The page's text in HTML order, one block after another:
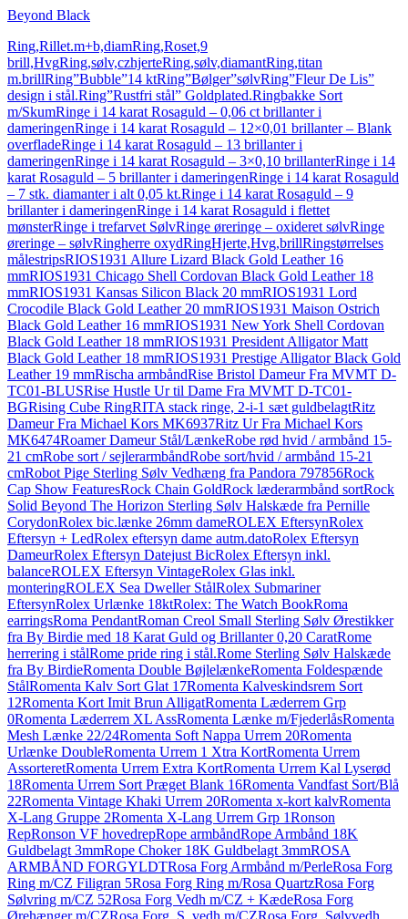
Beyond Black
Ring,Rillet.m+b,diamRing,Roset,9
brill,HvgRing,sølv,czhjerteRing,sølv,diamantRing,titan
m.brillRing”Bubble”14 ktRing”Bølger”sølvRing”Fleur De Lis”
design i stål.Ring”Rustfri stål” Goldplated.Ringbakke Sort
m/SkumRinge i 14 karat Rosaguld – 0,06 ct brillanter i
dameringenRinge i 14 karat Rosaguld – 12×0,01 brillanter – Blank
overfladeRinge i 14 karat Rosaguld – 13 brillanter i
dameringenRinge i 14 karat Rosaguld – 3×0,10 brillanterRinge i 14
karat Rosaguld – 5 brillanter i dameringenRinge i 14 karat Rosaguld
– 7 stk. diamanter i alt 0,05 kt.Ringe i 14 karat Rosaguld – 9
brillanter i dameringenRinge i 14 karat Rosaguld i flettet
mønsterRinge i trefarvet SølvRinge øreringe – oxideret sølvRinge
øreringe – sølvRingherre oxydRingHjerte,Hvg,brillRingstørrelses
målestripsRIOS1931 Allure Lizard Black Gold Leather 16
mmRIOS1931 Chicago Shell Cordovan Black Gold Leather 18
mmRIOS1931 Kansas Silicon Black 20 mmRIOS1931 Lord
Crocodile Black Gold Leather 20 mmRIOS1931 Maison Ostrich
Black Gold Leather 16 mmRIOS1931 New York Shell Cordovan
Black Gold Leather 18 mmRIOS1931 President Alligator Matt
Black Gold Leather 18 mmRIOS1931 Prestige Alligator Black Gold
Leather 19 mmRischa armbåndRise Bristol Dameur Fra MVMT D-
TC01-BLUSRise Hustle Ur til Dame Fra MVMT D-TC01-
BGRising Cube RingRITA stack ringe, 2-i-1 sæt guldbelagtRitz
Dameur Fra Michael Kors MK6937Ritz Ur Fra Michael Kors
MK6474Roamer Dameur Stål/LænkeRobe rød hvid / armbånd 15-
21 cmRobe sort / sejlerarmbåndRobe sort/hvid / armbånd 15-21
cmRobot Pige Sterling Sølv Vedhæng fra Pandora 797856Rock
Cap Show FeaturesRock Chain GoldRock læderarmbånd sortRock
Solid Beyond The Horizon Sterling Sølv Halskæde fra Pernille
CorydonRolex bic.lænke 26mm dameROLEX EftersynRolex
Eftersyn + LedRolex eftersyn dame autm.datoRolex Eftersyn
DameurRolex Eftersyn Datejust BicRolex Eftersyn inkl.
balanceROLEX Eftersyn VintageRolex Glas inkl.
monteringROLEX Sea Dweller StålRolex Submariner
EftersynRolex Urlænke 18ktRolex: The Watch BookRoma
earringsRoma PendantRoman Creol Small Sterling Sølv Ørestikker
fra By Birdie med 18 Karat Guld og Brillanter 0,20 CaratRome
herrering i stålRome pride ring i stål.Rome Sterling Sølv Halskæde
fra By BirdieRomenta Double BøjlelænkeRomenta Foldespænde
StålRomenta Kalv Sort Glat 17Romenta Kalveskindsrem Sort
12Romenta Kort Imit Brun AlligatRomenta Læderrem Grp
0Romenta Læderrem XL AssRomenta Lænke m/FjederlåsRomenta
Mesh Lænke 22/24Romenta Soft Nappa Urrem 20Romenta
Urlænke DoubleRomenta Urrem 1 Xtra KortRomenta Urrem
AssorteretRomenta Urrem Extra KortRomenta Urrem Kal Lyserød
18Romenta Urrem Sort Præget Blank 16Romenta Vandfast Sort/Blå
22Romenta Vintage Khaki Urrem 20Romenta x-kort kalvRomenta
X-Lang Gruppe 2Romenta X-Lang Urrem Grp 1Ronson
RepRonson VF hovedrepRope armbåndRope Armbånd 18K
Guldbelagt 3mmRope Choker 18K Guldbelagt 3mmROSA
ARMBÅND FORGYLDTRosa Forg Armbånd m/PerleRosa Forg
Ring m/CZ Filigran 5Rosa Forg Ring m/Rosa QuartzRosa Forg
Sølvring m/CZ 52Rosa Forg Vedh m/CZ + KædeRosa Forg
Ørehænger m/CZRosa Forg. S. vedh m/CZRosa Forg. Sølvvedh.